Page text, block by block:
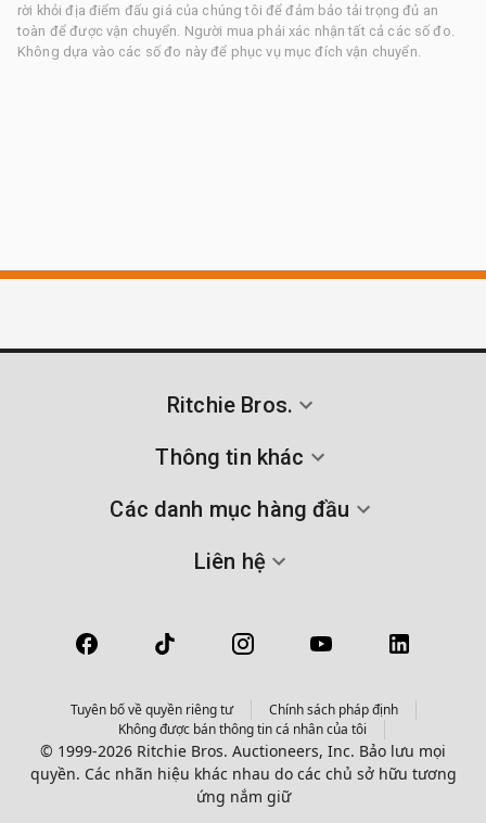
rời khỏi địa điểm đấu giá của chúng tôi để đảm bảo tải trọng đủ an
toàn để được vận chuyển. Người mua phải xác nhận tất cả các số đo.
Không dựa vào các số đo này để phục vụ mục đích vận chuyển.
Ritchie Bros.
Thông tin khác
Các danh mục hàng đầu
Liên hệ
Tuyên bố về quyền riêng tư
Chính sách pháp định
Không được bán thông tin cá nhân của tôi
© 1999-2026 Ritchie Bros. Auctioneers, Inc. Bảo lưu mọi
quyền. Các nhãn hiệu khác nhau do các chủ sở hữu tương
ứng nắm giữ